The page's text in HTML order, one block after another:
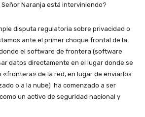
Señor Naranja está interviniendo?
disputa regulatoria sobre privacidad o
ante el primer choque frontal de la
el software de frontera (software
datos directamente en el lugar donde se
«frontera» de la red, en lugar de enviarlos
o a la nube) ha comenzado a ser
un activo de seguridad nacional y